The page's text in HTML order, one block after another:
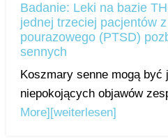
Badanie: Leki na bazie
jednej trzeciej pacjentów
pourazowego (PTSD)
sennych
Koszmary senne mogą być
niepokojących objawów
More] [weiterlesen]